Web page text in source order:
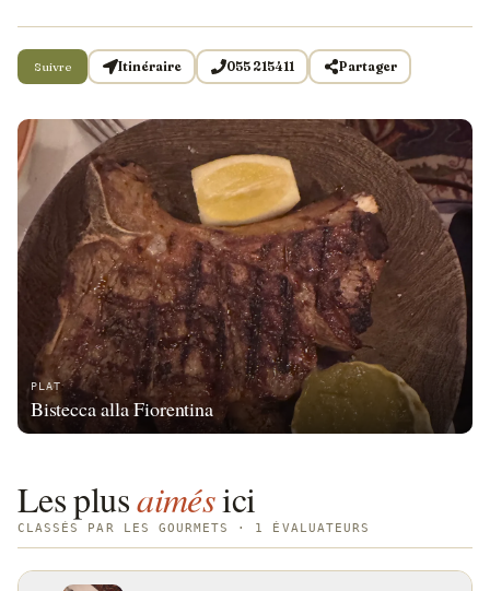
PLAT
Bistecca alla Fiorentina
Suivre Itinéraire 055 215411 Partager
Les plusaimésici
CLASSÉS PAR LES GOURMETS · 1 ÉVALUATEURS